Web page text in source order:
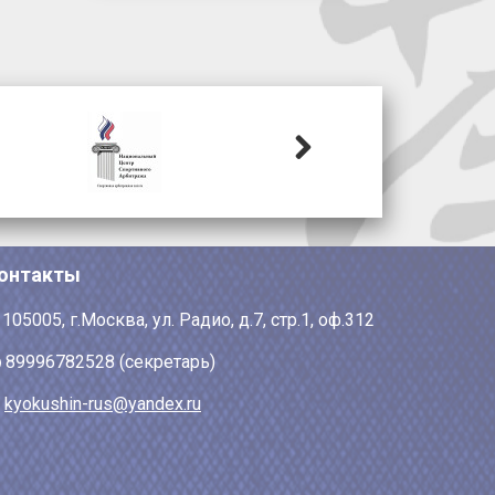
г.Москва, ул. Радио, д.7, стр.1, оф.312
89996782528 (секретарь)
kyokushin-rus@yandex.ru